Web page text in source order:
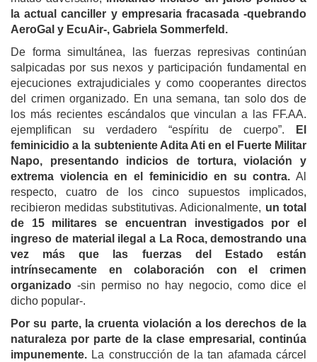
la actual canciller y empresaria fracasada -quebrando
AeroGal y EcuAir-, Gabriela Sommerfeld.
De forma simultánea, las fuerzas represivas continúan
salpicadas por sus nexos y participación fundamental en
ejecuciones extrajudiciales y como cooperantes directos
del crimen organizado. En una semana, tan solo dos de
los más recientes escándalos que vinculan a las FF.AA.
ejemplifican su verdadero “espíritu de cuerpo”.
El
feminicidio a la subteniente Adita Ati en el Fuerte Militar
Napo, presentando indicios de tortura, violación y
extrema violencia en el feminicidio en su contra. Al
respecto, cuatro de los cinco supuestos implicados,
recibieron medidas substitutivas. Adicionalmente, un total
de 15 militares se encuentran investigados por el
ingreso de material ilegal a La Roca, demostrando una
vez más que las fuerzas del Estado están
intrínsecamente en colaboración con el crimen
organizado -sin permiso no hay negocio, como dice el
dicho popular-.
Por su parte, la cruenta violación a los derechos de la
naturaleza por parte de la clase empresarial, continúa
impunemente. La construcción de la tan afamada cárcel